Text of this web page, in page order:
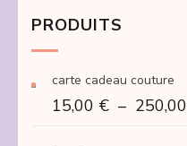
PRODUITS
carte cadeau couture
15,00 € – 250,00